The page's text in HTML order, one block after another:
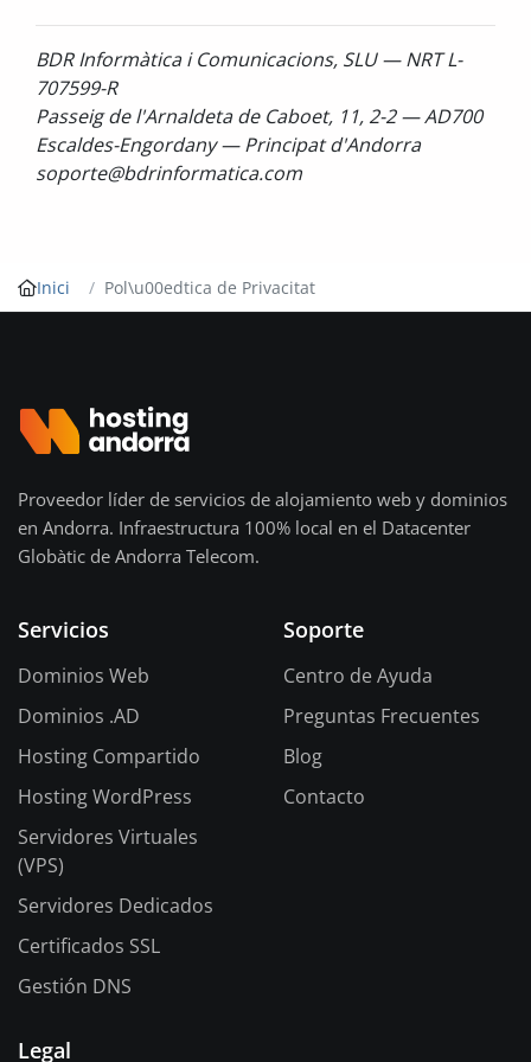
BDR Informàtica i Comunicacions, SLU — NRT L-
707599-R
Passeig de l'Arnaldeta de Caboet, 11, 2-2 — AD700
Escaldes-Engordany — Principat d'Andorra
soporte@bdrinformatica.com
Inici Pol\u00edtica de Privacitat
Proveedor líder de servicios de alojamiento web y dominios
en Andorra. Infraestructura 100% local en el Datacenter
Globàtic de Andorra Telecom.
Servicios
Dominios Web
Dominios .AD
Hosting Compartido
Hosting WordPress
Servidores Virtuales
(VPS)
Servidores Dedicados
Certificados SSL
Gestión DNS
Soporte
Centro de Ayuda
Preguntas Frecuentes
Blog
Contacto
Legal